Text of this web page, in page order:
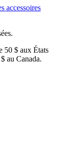
accessoires
50 $ aux États
au Canada.